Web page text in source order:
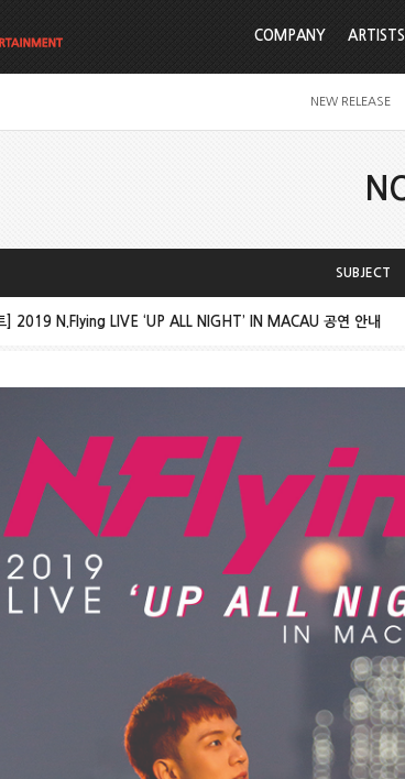
COMPANY ARTISTS
NEW RELEASE
SUBJECT
] 2019 N.Flying LIVE ‘UP ALL NIGHT’ IN MACAU 공연 안내